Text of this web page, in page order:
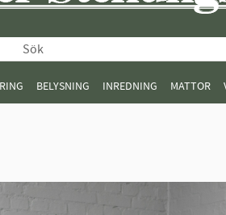
BELYSNING INREDNING MATTOR